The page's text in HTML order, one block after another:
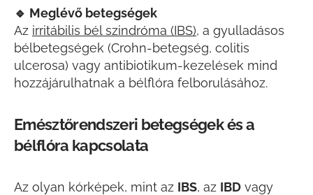
🔹 Meglévő betegségek
Az irritábilis bél szindróma (IBS), a gyulladásos
bélbetegségek (Crohn-betegség, colitis
ulcerosa) vagy antibiotikum-kezelések mind
hozzájárulhatnak a bélflóra felborulásához.
Emésztőrendszeri betegségek és a
bélflóra kapcsolata
Az olyan kórképek, mint az IBS, az IBD vagy